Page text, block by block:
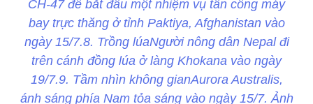
CH-47 để bắt đầu một nhiệm vụ tấn công máy
bay trực thăng ở tỉnh Paktiya, Afghanistan vào
ngày 15/7.8. Trồng lúaNgười nông dân Nepal đi
trên cánh đồng lúa ở làng Khokana vào ngày
19/7.9. Tầm nhìn không gianAurora Australis,
ánh sáng phía Nam tỏa sáng vào ngày 15/7. Ảnh